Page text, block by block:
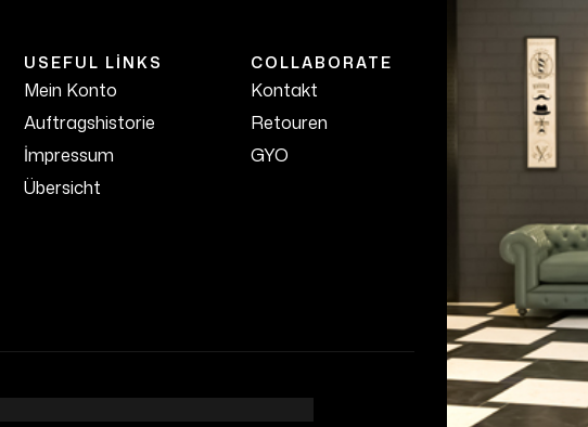
USEFUL LINKS
Mein Konto
Auftragshistorie
İmpressum
Übersicht
COLLABORATE
Kontakt
Retouren
GYO